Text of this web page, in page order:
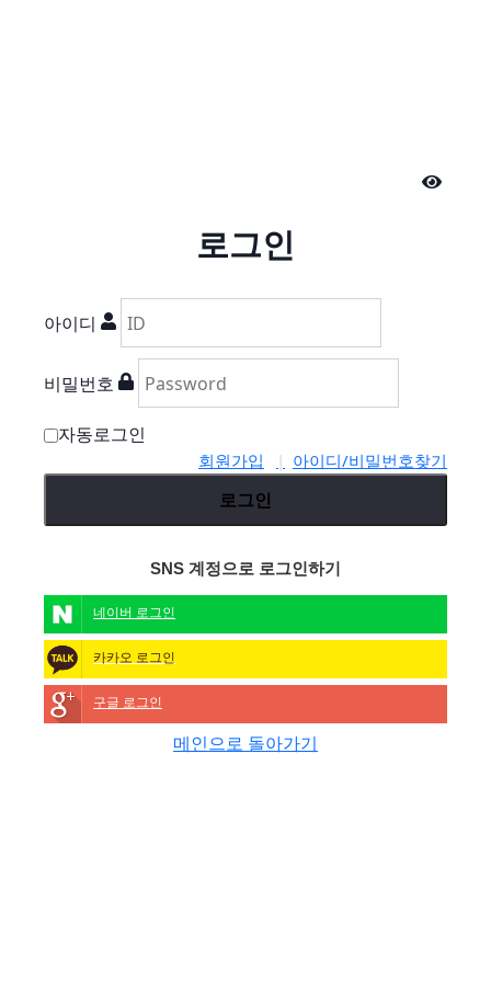
로그인
아이디
비밀번호
자동로그인
회원가입 아이디/비밀번호찾기
로그인
SNS 계정으로 로그인하기
네이버 로그인
카카오 로그인
구글 로그인
메인으로 돌아가기